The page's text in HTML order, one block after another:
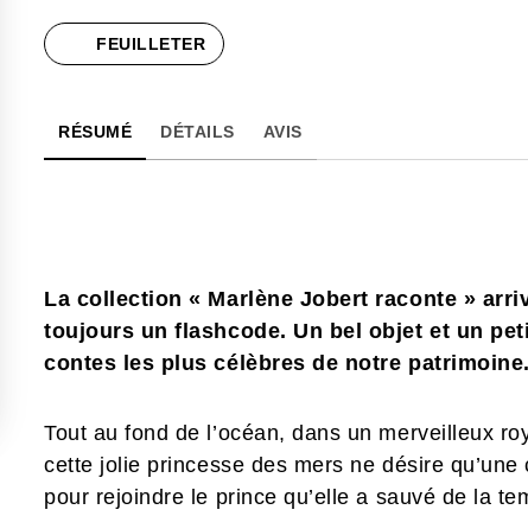
FEUILLETER
RÉSUMÉ DÉTAILS AVIS
La collection « Marlène Jobert raconte »
toujours un flashcode. Un bel objet et un
contes les plus célèbres de notre patrimoine.
Tout au fond de l’océan, dans un merveilleux
cette jolie princesse des mers ne désire
pour rejoindre le prince qu’elle a sauvé de la